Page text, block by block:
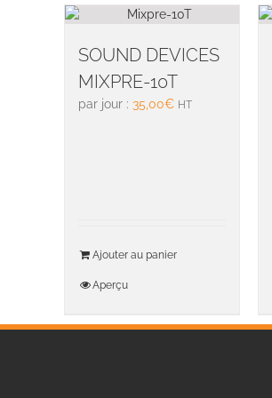
SOUND DEVICES
MIXPRE-10T
par jour : 35,00€ HT
Ajouter au panier
Aperçu